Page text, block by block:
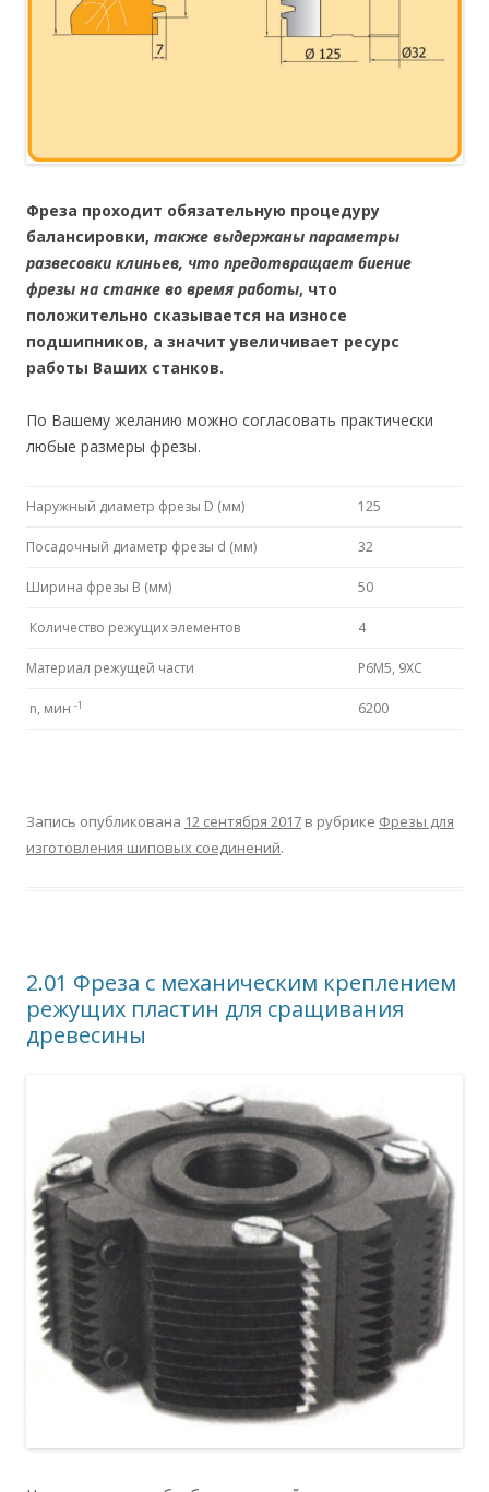
Фреза проходит обязательную процедуру
балансировки, также выдержаны параметры
развесовки клиньев, что предотвращает биение
фрезы на станке во время работы, что
положительно сказывается на износе
подшипников, а значит увеличивает ресурс
работы Ваших станков.
По Вашему желанию можно согласовать практически
любые размеры фрезы.
Наружный диаметр фрезы D (мм) 125
Посадочный диаметр фрезы d (мм) 32
Ширина фрезы B (мм) 50
Количество режущих элементов 4
Материал режущей части P6M5, 9ХС
n, мин -1 6200
Запись опубликована 12 сентября 2017 в рубрике Фрезы для
изготовления шиповых соединений.
2.01 Фреза с механическим креплением
режущих пластин для сращивания
древесины